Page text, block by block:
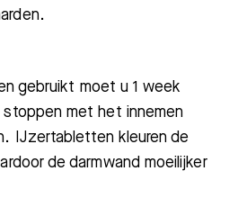
gebruikt moet u 1 week
met het innemen
IJzertabletten kleuren de
de darmwand moeilijker